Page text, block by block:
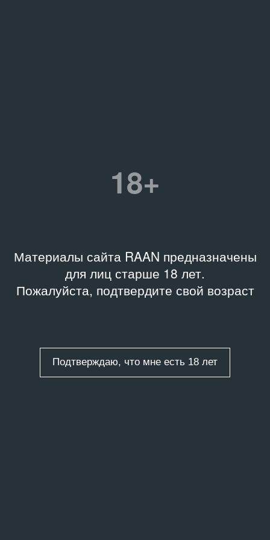
18+
Материалы сайта RAAN предназначены
для лиц старше 18 лет.
Пожалуйста, подтвердите свой возраст
Подтверждаю, что мне есть 18 лет